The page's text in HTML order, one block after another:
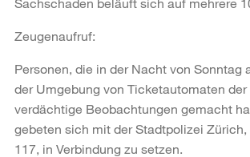
Zeugenaufruf:
Personen, die in der Nacht von Sonntag
der Umgebung von Ticketautomaten der
verdächtige Beobachtungen gemacht
gebeten sich mit der Stadtpolizei Zürich,
117, in Verbindung zu setzen.